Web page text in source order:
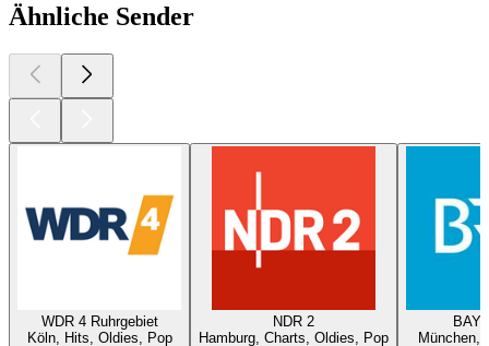
Ähnliche Sender
WDR 4 Ruhrgebiet
Köln, Hits, Oldies, Pop
NDR 2
Hamburg, Charts, Oldies, Pop
München,